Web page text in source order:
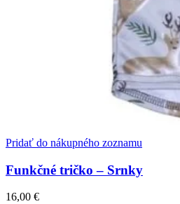
Pridať do nákupného zoznamu
Funkčné tričko – Srnky
16,00 €